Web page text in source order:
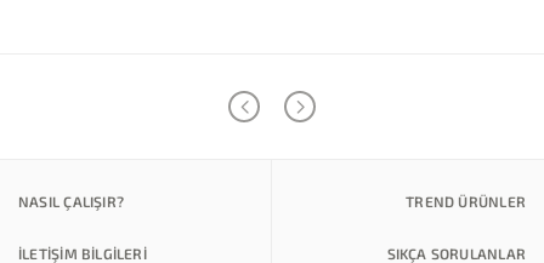
NASIL ÇALIŞIR? TREND ÜRÜNLER
İLETİŞİM BİLGİLERİ SIKÇA SORULANLAR